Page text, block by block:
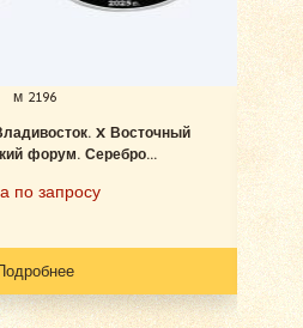
м 2196
X Восточный
форум. Серебро...
по запросу